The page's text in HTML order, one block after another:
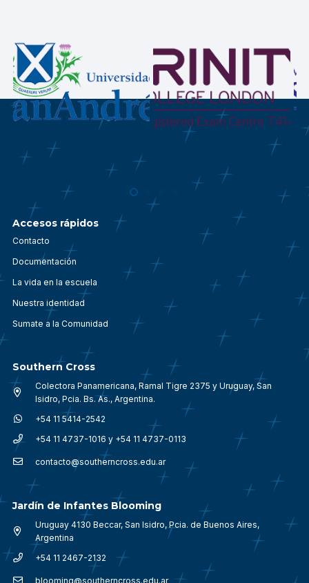
Accesos rápidos
Contacto
Documentación
La vida en la escuela
Nuestra identidad
Sumate a la Comunidad
Southern Cross
Colectora Panamericana, Ramal Tigre 2375 y Uruguay, San
Isidro, Pcia. Bs. As., Argentina.
+54 11 5414-2542
+54 11 4737-1016 y +54 11 4737-0113
contacto@southerncross.edu.ar
Jardín de Infantes Blooming
Uruguay 4130 Beccar, San Isidro, Pcia. de Buenos Aires,
Argentina
+54 11 2467-2132
blooming@southerncross.edu.ar